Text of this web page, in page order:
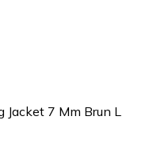
7 Mm Brun L